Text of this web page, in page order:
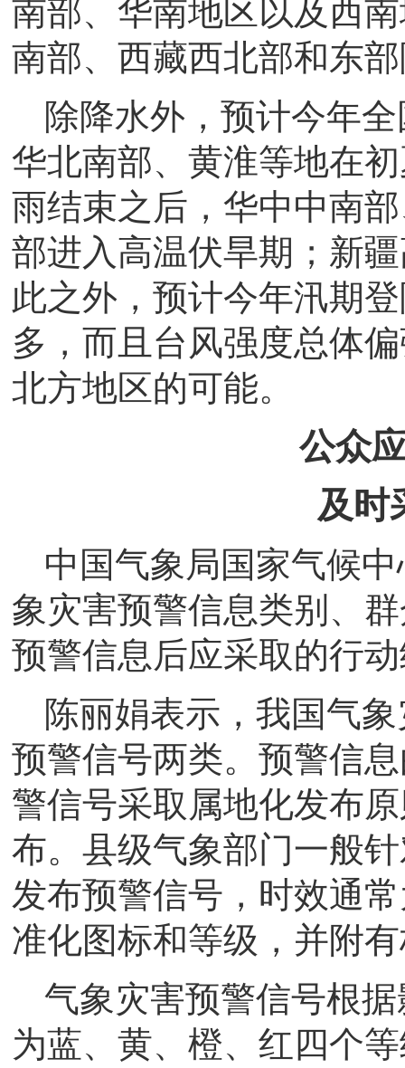
南部、华南地区以及西
南部、西藏西北部和东
除降水外，预计今年
华北南部、黄淮等地在
雨结束之后，华中中南
部进入高温伏旱期；新
此之外，预计今年汛期
多，而且台风强度总体
北方地区的可能。
公众
及时
中国气象局国家气候
象灾害预警信息类别、
预警信息后应采取的行
陈丽娟表示，我国气
预警信号两类。预警信
警信号采取属地化发布
布。县级气象部门一般
发布预警信号，时效通
准化图标和等级，并附
气象灾害预警信号根
为蓝、黄、橙、红四个